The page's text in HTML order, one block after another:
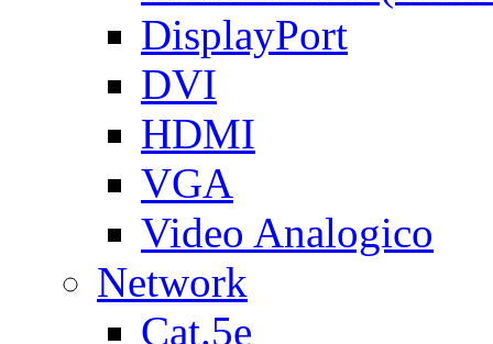
DisplayPort
DVI
HDMI
VGA
Video Analogico
Network
Cat.5e